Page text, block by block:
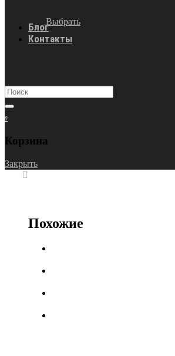
Выбрать
Блог
Контакты
0
Корзина
Закрыть
Похожие